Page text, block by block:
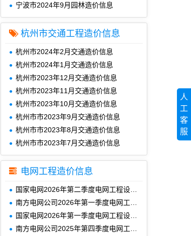
宁波市2024年9月园林造价信息
杭州市交通工程造价信息
杭州市2024年2月交通造价信息
杭州市2024年1月交通造价信息
杭州市2023年12月交通造价信息
杭州市2023年11月交通造价信息
杭州市2023年10月交通造价信息
杭州市市2023年9月交通造价信息
杭州市市2023年8月交通造价信息
杭州市市2023年7月交通造价信息
电网工程造价信息
国家电网2026年第二季度电网工程设备材料信息价
南方电网公司2026年第一季度电网工程主要设备材料信息价
国家电网2026年第一季度电网工程设备材料信息价
南方电网公司2025年第四季度电网工程主要设备材料信息价
人
工
客
服